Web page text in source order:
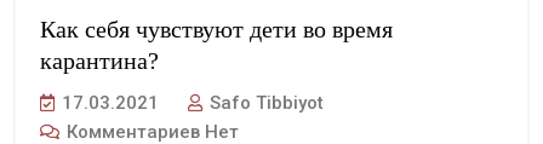
Как себя чувствуют дети во время
карантина?
17.03.2021
Safo Tibbiyot
Комментариев Нет